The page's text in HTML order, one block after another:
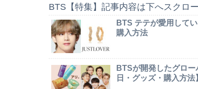
BTS【特集】記事内容は下へスクロ
BTS テテが愛用して
購入方法
BTSが開発したグロ
日・グッズ・購入方法